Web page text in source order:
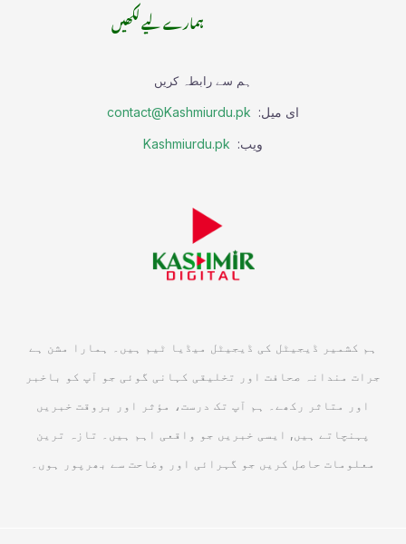
ہمارے لیے لکھیں
ہم سے رابطہ کریں
ای میل: contact@Kashmiurdu.pk
ویب: Kashmiurdu.pk
ہم کشمیر ڈیجیٹل کی ڈیجیٹل میڈیا ٹیم ہیں۔ ہمارا مشن ہے
جرات مندانہ صحافت اور تخلیقی کہانی گوئی جو آپ کو باخبر
اور متاثر رکھے۔ ہم آپ تک درست، مؤثر اور بروقت خبریں
پہنچاتے ہیں, ایسی خبریں جو واقعی اہم ہیں۔ تازہ ترین
معلومات حاصل کریں جو گہرائی اور وضاحت سے بھرپور ہوں۔